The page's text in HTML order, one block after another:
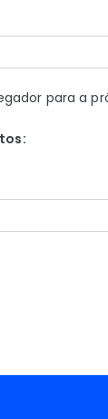
para a